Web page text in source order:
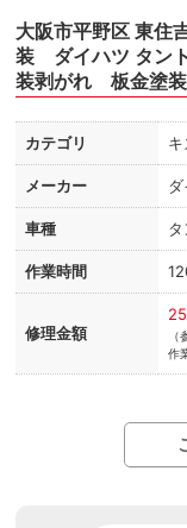
大阪市平野区 東住
装 ダイハツ タン
装剥がれ 板金塗装
カテゴリ
メーカー
車種 タ
作業時間
修理金額
作